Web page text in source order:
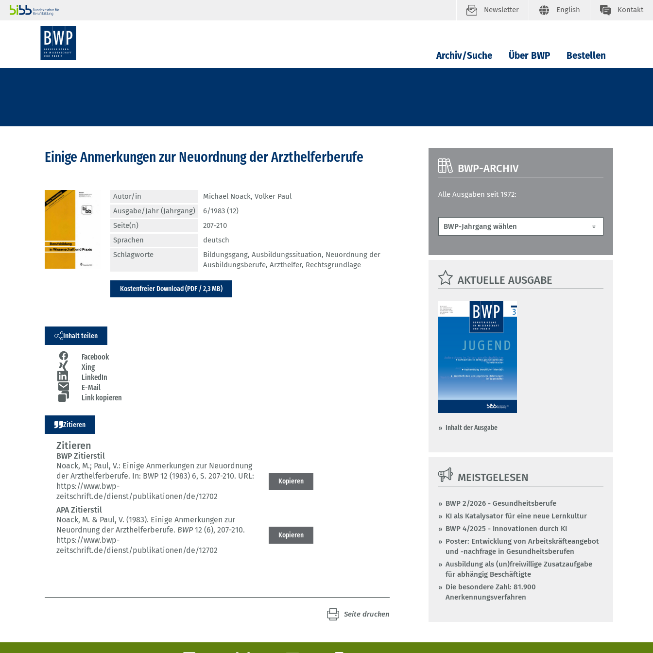
Newsletter English Kontakt
Archiv/Suche Über BWP Bestellen
Einige Anmerkungen zur Neuordnung der Arzthelferberufe
Autor/in Michael Noack, Volker Paul
Ausgabe/Jahr (Jahrgang)
6/1983 (12)
Seite(n)
207-210
Sprachen
deutsch
Schlagworte
Bildungsgang, Ausbildungssituation, Neuordnung der
Ausbildungsberufe, Arzthelfer, Rechtsgrundlage
Kostenfreier Download (PDF / 2,3 MB)
Inhalt teilen
Facebook
Xing
LinkedIn
E-Mail
Link kopieren
Zitieren
Zitieren
BWP Zitierstil
Noack, M.; Paul, V.: Einige Anmerkungen zur Neuordnung
der Arzthelferberufe. In: BWP 12 (1983) 6, S. 207-210. URL:
https://www.bwp-
zeitschrift.de/dienst/publikationen/de/12702
Kopieren
APA Zitierstil
Noack, M. & Paul, V. (1983). Einige Anmerkungen zur
Neuordnung der Arzthelferberufe. BWP12 (6), 207-210.
https://www.bwp-
zeitschrift.de/dienst/publikationen/de/12702
Kopieren
Seite drucken
BWP-ARCHIV
Alle Ausgaben seit 1972:
AKTUELLE AUSGABE
Inhalt der Ausgabe
MEISTGELESEN
BWP 2/2026 - Gesundheitsberufe
KI als Katalysator für eine neue Lernkultur
BWP 4/2025 - Innovationen durch KI
Poster: Entwicklung von Arbeitskräfteangebot
und -nachfrage in Gesundheitsberufen
Ausbildung als (un)freiwillige Zusatzaufgabe
für abhängig Beschäftigte
Die besondere Zahl: 81.900
Anerkennungsverfahren